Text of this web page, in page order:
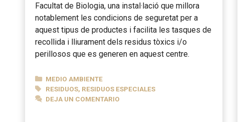
Facultat de Biologia, una instal·lació que millora
notablement les condicions de seguretat per a
aquest tipus de productes i facilita les tasques de
recollida i lliurament dels residus tòxics i/o
perillosos que es generen en aquest centre.
CATEGORÍAS
MEDIO AMBIENTE
ETIQUETAS
RESIDUOS, RESIDUOS ESPECIALES
DEJA UN COMENTARIO